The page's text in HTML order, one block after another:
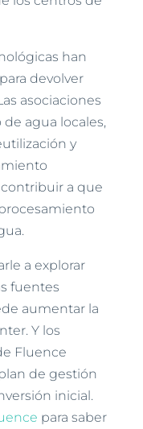
han
devolver
asociaciones
agua locales,
y
a que
a explorar
fuentes
aumentar la
Y los
Fluence
de gestión
inicial.
para saber